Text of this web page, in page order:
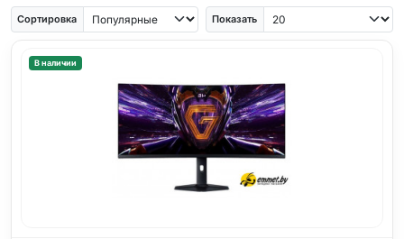
Сортировка Показать
В наличии